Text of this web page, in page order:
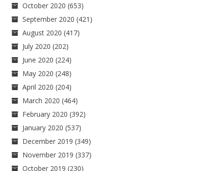
October 2020 (653)
September 2020 (421)
August 2020 (417)
July 2020 (202)
June 2020 (224)
May 2020 (248)
April 2020 (204)
March 2020 (464)
February 2020 (392)
January 2020 (537)
December 2019 (349)
November 2019 (337)
October 2019 (230)